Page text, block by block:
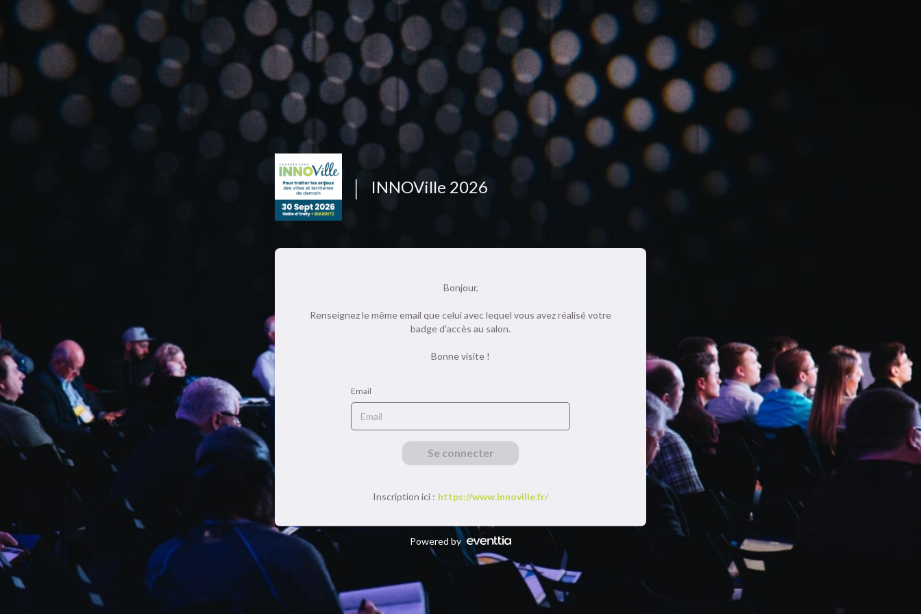
| INNOVille 2026
Bonjour,
Renseignez le même email que celui avec lequel vous avez réalisé votre
badge d'accès au salon.
Bonne visite !
Email
Se connecter
Inscription ici : https://www.innoville.fr/
Powered by